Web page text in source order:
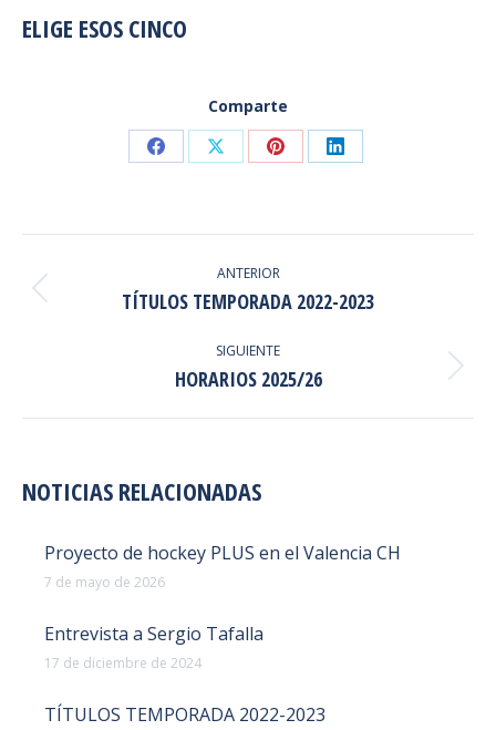
ELIGE ESOS CINCO
Comparte
Share
Facebook
Share
X
Share
Pinterest
Share
LinkedIn
ENTRE
PUBLICACIONES
ANTERIOR
Publicación
TÍTULOS TEMPORADA 2022-2023
SIGUIENTE
Publicación
HORARIOS 2025/26
NOTICIAS RELACIONADAS
Proyecto de hockey PLUS en el Valencia CH
7 de mayo de 2026
Entrevista a Sergio Tafalla
17 de diciembre de 2024
TÍTULOS TEMPORADA 2022-2023